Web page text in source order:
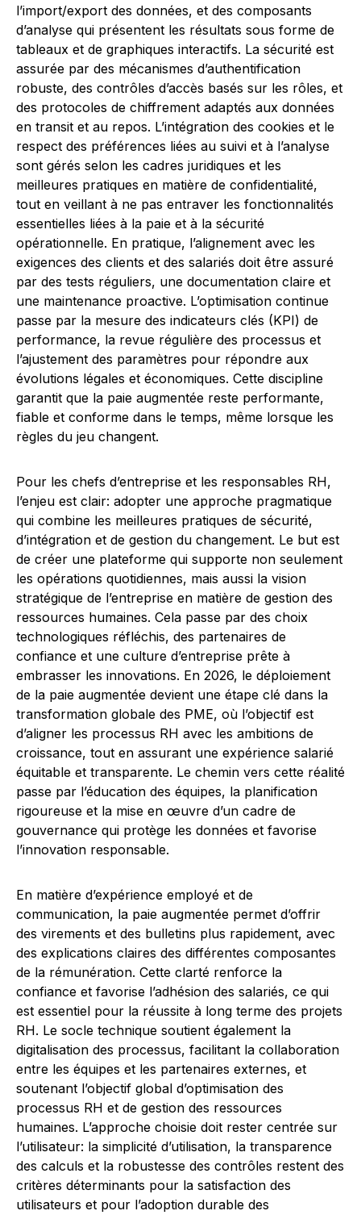
l’import/export des données, et des composants
d’analyse qui présentent les résultats sous forme de
tableaux et de graphiques interactifs. La sécurité est
assurée par des mécanismes d’authentification
robuste, des contrôles d’accès basés sur les rôles, et
des protocoles de chiffrement adaptés aux données
en transit et au repos. L’intégration des cookies et le
respect des préférences liées au suivi et à l’analyse
sont gérés selon les cadres juridiques et les
meilleures pratiques en matière de confidentialité,
tout en veillant à ne pas entraver les fonctionnalités
essentielles liées à la paie et à la sécurité
opérationnelle. En pratique, l’alignement avec les
exigences des clients et des salariés doit être assuré
par des tests réguliers, une documentation claire et
une maintenance proactive. L’optimisation continue
passe par la mesure des indicateurs clés (KPI) de
performance, la revue régulière des processus et
l’ajustement des paramètres pour répondre aux
évolutions légales et économiques. Cette discipline
garantit que la paie augmentée reste performante,
fiable et conforme dans le temps, même lorsque les
règles du jeu changent.
Pour les chefs d’entreprise et les responsables RH,
l’enjeu est clair: adopter une approche pragmatique
qui combine les meilleures pratiques de sécurité,
d’intégration et de gestion du changement. Le but est
de créer une plateforme qui supporte non seulement
les opérations quotidiennes, mais aussi la vision
stratégique de l’entreprise en matière de gestion des
ressources humaines. Cela passe par des choix
technologiques réfléchis, des partenaires de
confiance et une culture d’entreprise prête à
embrasser les innovations. En 2026, le déploiement
de la paie augmentée devient une étape clé dans la
transformation globale des PME, où l’objectif est
d’aligner les processus RH avec les ambitions de
croissance, tout en assurant une expérience salarié
équitable et transparente. Le chemin vers cette réalité
passe par l’éducation des équipes, la planification
rigoureuse et la mise en œuvre d’un cadre de
gouvernance qui protège les données et favorise
l’innovation responsable.
En matière d’expérience employé et de
communication, la paie augmentée permet d’offrir
des virements et des bulletins plus rapidement, avec
des explications claires des différentes composantes
de la rémunération. Cette clarté renforce la
confiance et favorise l’adhésion des salariés, ce qui
est essentiel pour la réussite à long terme des projets
RH. Le socle technique soutient également la
digitalisation des processus, facilitant la collaboration
entre les équipes et les partenaires externes, et
soutenant l’objectif global d’optimisation des
processus RH et de gestion des ressources
humaines. L’approche choisie doit rester centrée sur
l’utilisateur: la simplicité d’utilisation, la transparence
des calculs et la robustesse des contrôles restent des
critères déterminants pour la satisfaction des
utilisateurs et pour l’adoption durable des